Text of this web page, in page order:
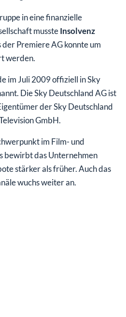
in eine finanzielle
mussteInsolvenz
Premiere AG konnte um
werden.
im Juli 2009 offiziell in Sky
Die Sky Deutschland AG ist
der Sky Deutschland
GmbH.
im Film- und
bewirbt das Unternehmen
stärker als früher. Auch das
wuchs weiter an.